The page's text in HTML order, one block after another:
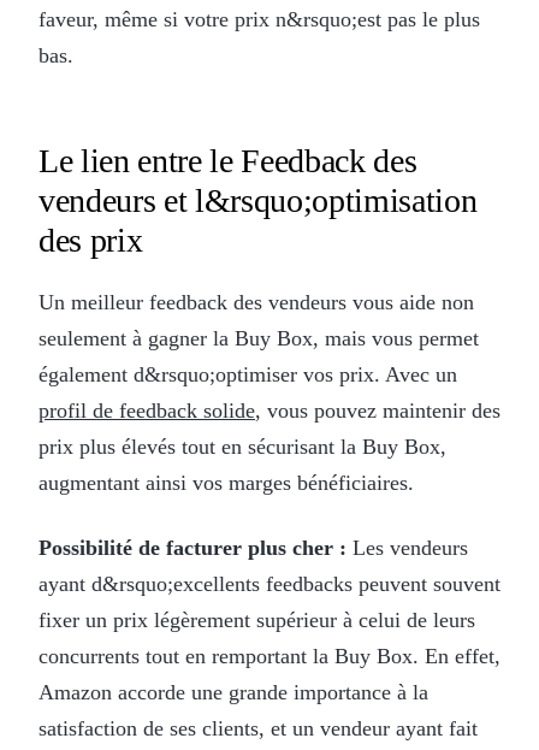
faveur, même si votre prix n&rsquo;est pas le plus
bas.
Le lien entre le Feedback des
vendeurs et l&rsquo;optimisation
des prix
Un meilleur feedback des vendeurs vous aide non
seulement à gagner la Buy Box, mais vous permet
également d&rsquo;optimiser vos prix. Avec un
profil de feedback solide, vous pouvez maintenir des
prix plus élevés tout en sécurisant la Buy Box,
augmentant ainsi vos marges bénéficiaires.
Possibilité de facturer plus cher : Les vendeurs
ayant d&rsquo;excellents feedbacks peuvent souvent
fixer un prix légèrement supérieur à celui de leurs
concurrents tout en remportant la Buy Box. En effet,
Amazon accorde une grande importance à la
satisfaction de ses clients, et un vendeur ayant fait